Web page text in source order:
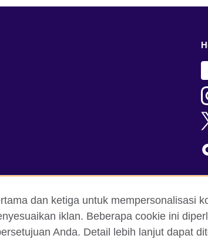
Cookie Peta situs
dan ketiga untuk mempersonalisasi
iklan. Beberapa cookie ini
Anda. Detail lebih lanjut dapat